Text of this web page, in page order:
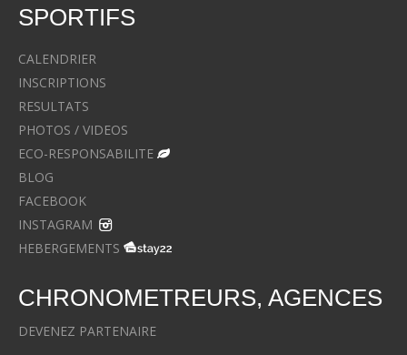
SPORTIFS
CALENDRIER
INSCRIPTIONS
RESULTATS
PHOTOS / VIDEOS
ECO-RESPONSABILITE
BLOG
FACEBOOK
INSTAGRAM
HEBERGEMENTS
CHRONOMETREURS, AGENCES
DEVENEZ PARTENAIRE